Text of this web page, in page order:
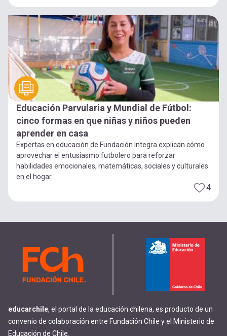
Educación Parvularia y Mundial de Fútbol:
cinco formas en que niñas y niños pueden
aprender en casa
Expertas en educación de Fundación Integra explican cómo
aprovechar el entusiasmo futbolero para reforzar
habilidades emocionales, matemáticas, sociales y culturales
en el hogar.
4
educarchile, el portal de la educación chilena, es producto de un
convenio de colaboración entre Fundación Chile y el Ministerio de
Educación de Chile.